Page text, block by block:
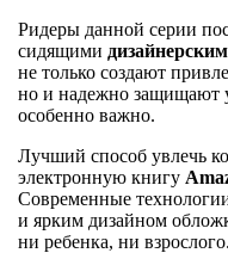
Ридеры данной серии
сидящими
не только создают
но и надежно защищают
особенно важно.
Лучший способ увлечь
электронную книгу
Современные
и ярким дизайном
ни ребенка, ни взрослого.